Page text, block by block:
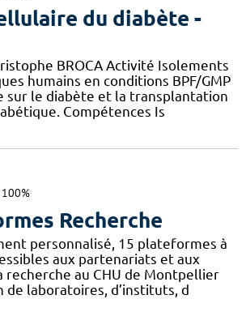
du diabète -
BROCA Activité Isolements
humains en conditions BPF/GMP
sur le diabète et la transplantation
Compétences Is
100%
Recherche
personnalisé, 15 plateformes à
aux partenariats et aux
recherche au CHU de Montpellier
de laboratoires, d’instituts, d